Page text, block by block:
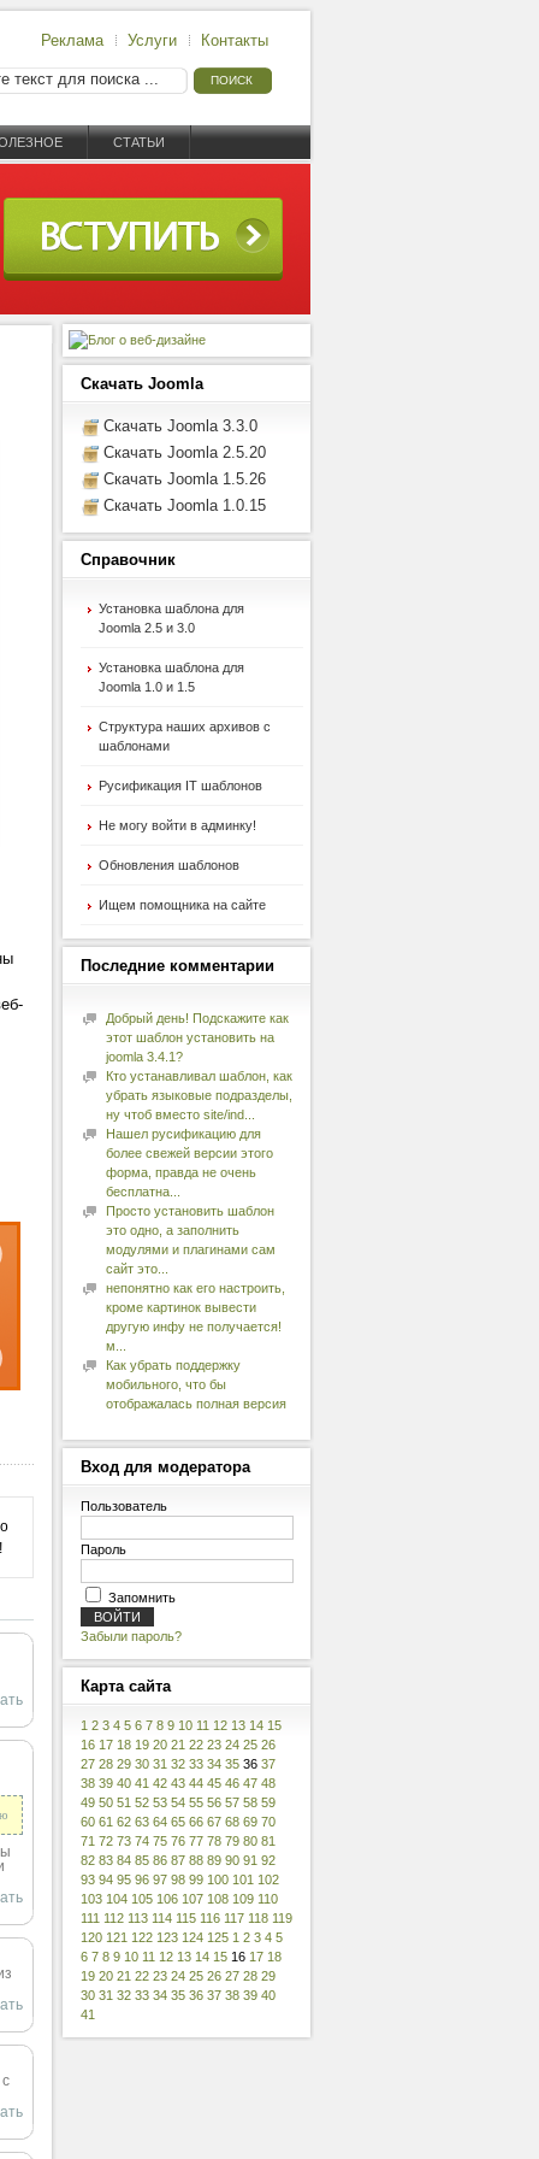
Реклама Услуги Контакты
СТАТЬИ
Скачать Joomla
Скачать Joomla 3.3.0
Скачать Joomla 2.5.20
Скачать Joomla 1.5.26
Скачать Joomla 1.0.15
Справочник
Установка шаблона для
Joomla 2.5 и 3.0
Установка шаблона для
Joomla 1.0 и 1.5
Структура наших архивов с
шаблонами
Русификация IT шаблонов
Не могу войти в админку!
Обновления шаблонов
Ищем помощника на сайте
Последниекомментарии
Добрый день! Подскажите как
этот шаблон установить на
joomla 3.4.1?
Кто устанавливал шаблон, как
убрать языковые подразделы,
ну чтоб вместо site/ind...
Нашел русификацию для
более свежей версии этого
форма, правда не очень
бесплатна...
Просто установить шаблон
это одно, а заполнить
модулями и плагинами сам
сайт это...
непонятно как его настроить,
кроме картинок вывести
другую инфу не получается!
м...
Как убрать поддержку
мобильного, что бы
отображалась полная версия
Входдля модератора
Пользователь
Пароль
Запомнить
Забыли пароль?
Картасайта
1 2 3 4 5 6 7 8 9 10 11 12 13 14 15
16 17 18 19 20 21 22 23 24 25 26
27 28 29 30 31 32 33 34 35 36 37
38 39 40 41 42 43 44 45 46 47 48
49 50 51 52 53 54 55 56 57 58 59
60 61 62 63 64 65 66 67 68 69 70
71 72 73 74 75 76 77 78 79 80 81
82 83 84 85 86 87 88 89 90 91 92
93 94 95 96 97 98 99 100 101 102
103 104 105 106 107 108 109 110
111 112 113 114 115 116 117 118 119
120 121 122 123 124 125 1 2 3 4 5
6 7 8 9 10 11 12 13 14 15 16 17 18
19 20 21 22 23 24 25 26 27 28 29
30 31 32 33 34 35 36 37 38 39 40
41